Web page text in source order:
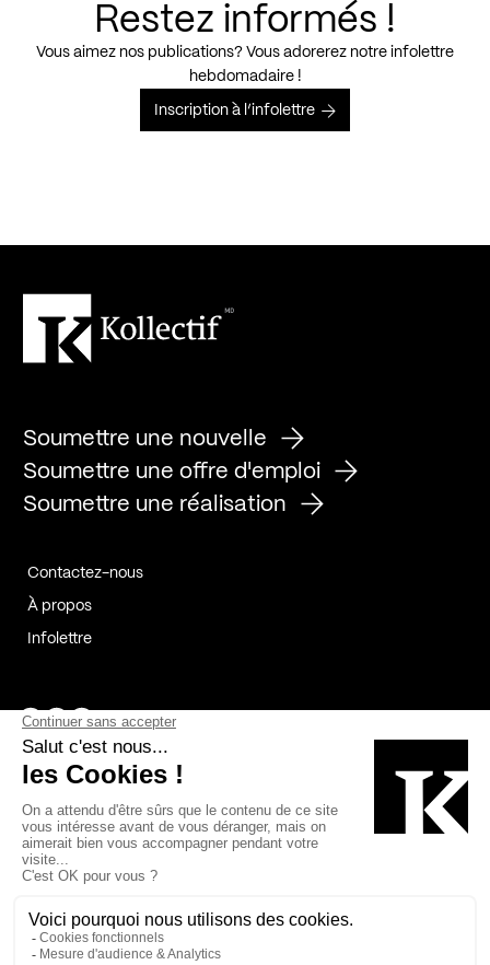
Restez informés !
Vous aimez nos publications? Vous adorerez notre infolettre
hebdomadaire !
Inscription à l’infolettre
Soumettre une nouvelle
Soumettre une offre d'emploi
Soumettre une réalisation
Contactez-nous
À propos
Infolettre
Page Facebook de Kollectif
Page Instagram de Kollectif
Page Linkedin de Kollectif
Bâtiment-Durable-Québec-1
Esquisses-1IRAC-1
MP-1 v2com-1